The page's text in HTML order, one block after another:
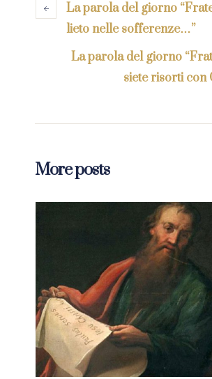
La parola del giorno
lieto nelle sofferenze…”
La parola del giorno
siete risorti con
More posts